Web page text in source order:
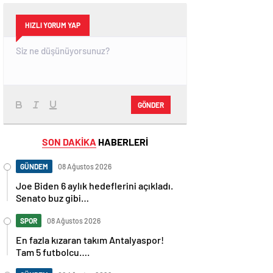
HIZLI YORUM YAP
GÖNDER
SON DAKİKA HABERLERİ
GÜNDEM 08 Ağustos 2026
Joe Biden 6 aylık hedeflerini açıkladı.
Senato buz gibi…
SPOR 08 Ağustos 2026
En fazla kızaran takım Antalyaspor!
Tam 5 futbolcu….